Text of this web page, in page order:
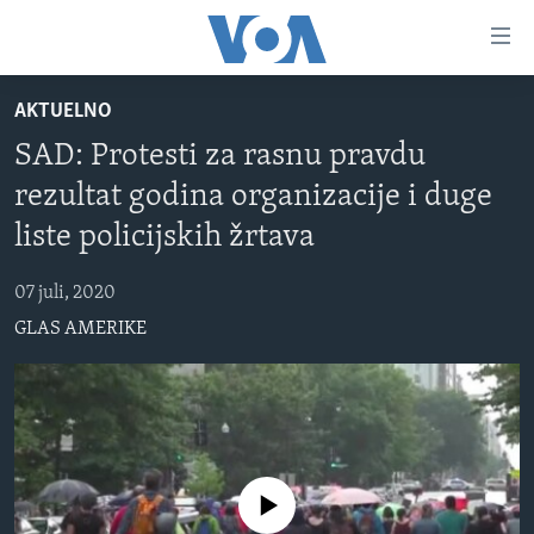
glavni
sadržaj
na
glavnu
Idi
na
VIDEO
FOTOGRAFIJE DANA
VIJESTI
SJEDINJENE AMERIČKE DRŽAVE
SVIJET
NAUKA I TEHNOLOGIJA
SPECIJALNI PROJEKTI
KORUPCIJA
SLOBODA MEDIJA
ŽENSKA STRANA
IZBJEGLIČKA STRANA
AKTUELNO
SAD: Protesti za rasnu pravdu
rezultat godina organizacije i duge
liste policijskih žrtava
07 juli, 2020
GLAS AMERIKE
No media source currently available